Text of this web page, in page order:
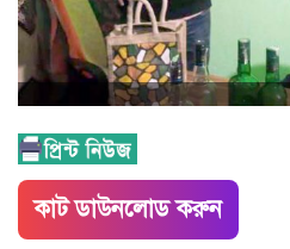
কাট ডাউনলোড করুন